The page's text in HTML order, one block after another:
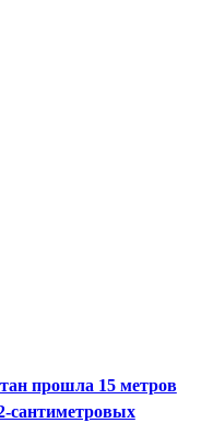
прошла 15 метров
сантиметровых